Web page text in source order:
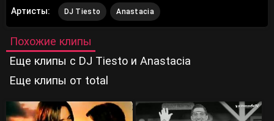
Артисты: DJ Tiesto Anastacia
Похожие клипы
Еще клипы с DJ Tiesto и Anastacia
Еще клипы от total